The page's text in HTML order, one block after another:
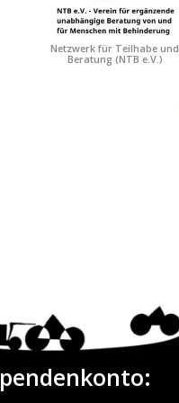
Netzwerk für Teilhabe und
Beratung (NTB e.V.)